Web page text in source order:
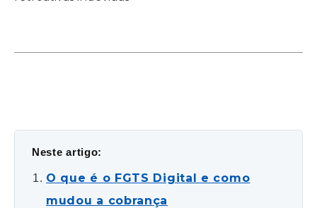
Neste artigo:
O que é o FGTS Digital e como
mudou a cobrança